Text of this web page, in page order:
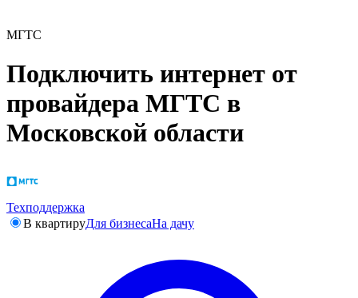
МГТС
Подключить интернет от
провайдера МГТС в
Московской области
Техподдержка
В квартируДля бизнесаНа дачу